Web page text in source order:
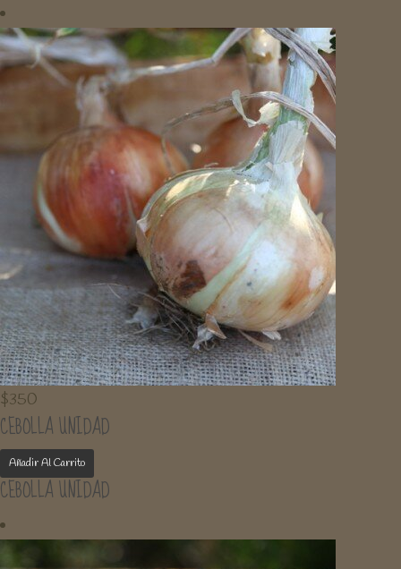
$350
CEBOLLA UNIDAD
Añadir Al Carrito
CEBOLLA UNIDAD